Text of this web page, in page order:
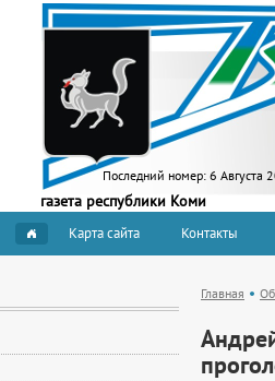
Последний номер: 6 Августа
газета республики Коми
Карта сайта Контакты
Главная